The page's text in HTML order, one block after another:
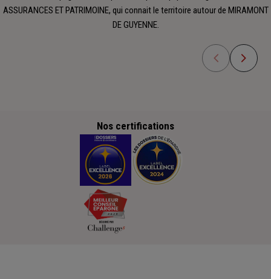
ASSURANCES ET PATRIMOINE, qui connait le territoire autour de MIRAMONT
DE GUYENNE.
Nos certifications